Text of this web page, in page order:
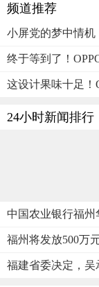
频道推荐
小屏党的梦中情机
终于等到了！
这设计果味十足！
24小时新闻排行
中国农业银行福
福州将发放500万
福建省委决定，